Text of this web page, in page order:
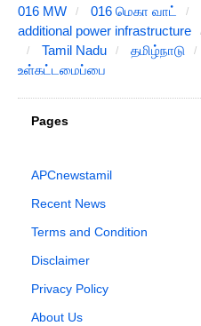
016 MW 016 மெகா வாட்
additional power infrastructure
Tamil Nadu
தமிழ்நாடு
உள்கட்டமைப்பை
Pages
APCnewstamil
Recent News
Terms and Condition
Disclaimer
Privacy Policy
About Us